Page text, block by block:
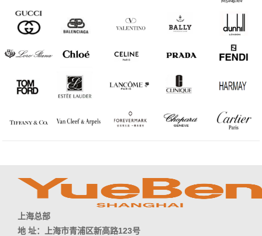
上海总部
地 址：上海市青浦区新高路123号